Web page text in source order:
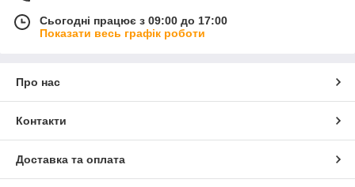
Сьогодні працює з 09:00 до 17:00
Показати весь графік роботи
Про нас
Контакти
Доставка та оплата